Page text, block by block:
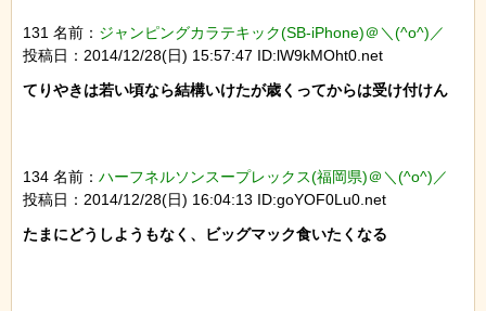
131 名前： ジャンピングカラテキック(SB-iPhone)＠＼(^o^)／
投稿日：2014/12/28(日) 15:57:47 ID:lW9kMOht0.net
てりやきは若い頃なら結構いけたが歳くってからは受け付けん
134 名前： ハーフネルソンスープレックス(福岡県)＠＼(^o^)／
投稿日：2014/12/28(日) 16:04:13 ID:goYOF0Lu0.net
たまにどうしようもなく、ビッグマック食いたくなる